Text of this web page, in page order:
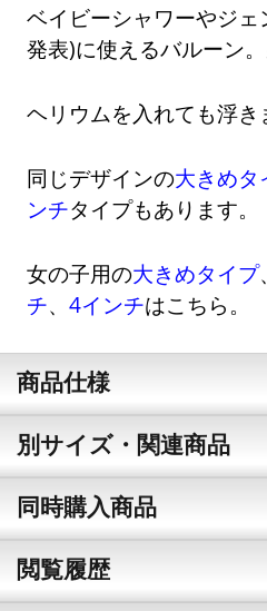
ベイビーシャワーやジ
発表)に使えるバルーン。
ヘリウムを入れても浮き
同じデザインの大きめタ
ンチタイプもあります。
女の子用の大きめタイプ、
チ、4インチはこちら。
商品仕様
別サイズ・関連商品
同時購入商品
閲覧履歴